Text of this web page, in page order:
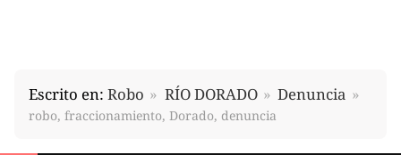
Escrito en: Robo RÍO DORADO Denuncia
robo, fraccionamiento, Dorado, denuncia